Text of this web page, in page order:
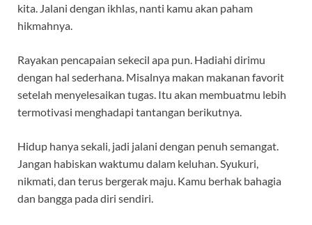
kita. Jalani dengan ikhlas, nanti kamu akan paham
hikmahnya.
Rayakan pencapaian sekecil apa pun. Hadiahi dirimu
dengan hal sederhana. Misalnya makan makanan favorit
setelah menyelesaikan tugas. Itu akan membuatmu lebih
termotivasi menghadapi tantangan berikutnya.
Hidup hanya sekali, jadi jalani dengan penuh semangat.
Jangan habiskan waktumu dalam keluhan. Syukuri,
nikmati, dan terus bergerak maju. Kamu berhak bahagia
dan bangga pada diri sendiri.